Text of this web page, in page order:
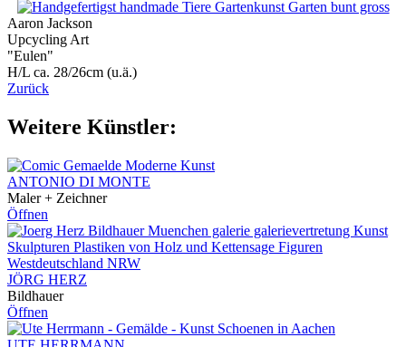
Aaron Jackson
Upcycling Art
"Eulen"
H/L ca. 28/26cm (u.ä.)
Zurück
Weitere Künstler:
ANTONIO DI MONTE
Maler + Zeichner
Öffnen
JÖRG HERZ
Bildhauer
Öffnen